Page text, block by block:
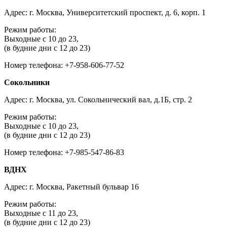
Адрес: г. Москва, Университетский проспект, д. 6, корп. 1
Режим работы:
Выходные с 10 до 23,
(в будние дни с 12 до 23)
Номер телефона: +7-958-606-77-52
Сокольники
Адрес: г. Москва, ул. Сокольнический вал, д.1Б, стр. 2
Режим работы:
Выходные с 10 до 23,
(в будние дни с 12 до 23)
Номер телефона: +7-985-547-86-83
ВДНХ
Адрес: г. Москва, Ракетный бульвар 16
Режим работы:
Выходные с 11 до 23,
(в будние дни с 12 до 23)